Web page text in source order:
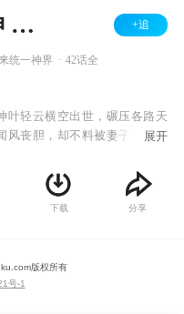
逆天战神 第二季 +追
统一神界 42话全
叶轻云横空出世，碾压各路天
风丧胆，却不料被妻子洛灵，
孽人物疯狂涌现！叶轻云成为
家族叶家废物弟子！命运逆
一世我不但要碾压天才，还要
展开
下载 分享
版权所有
号-1